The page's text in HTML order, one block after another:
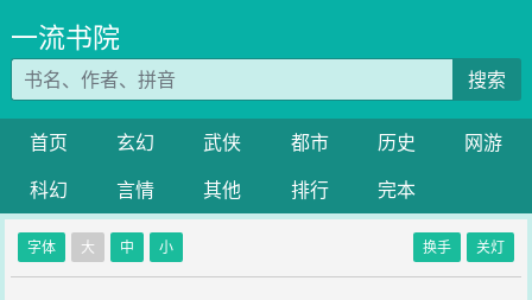
一流书院
搜索
首页 玄幻 武侠 都市 历史
网游
科幻
言情 其他 排行 完本
字体 大 中 小 换手 关灯